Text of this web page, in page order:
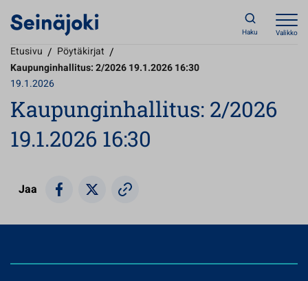
Haku Valikko
Etusivu / Pöytäkirjat /
Kaupunginhallitus: 2/2026 19.1.2026 16:30
19.1.2026
Kaupunginhallitus: 2/2026
19.1.2026 16:30
Jaa